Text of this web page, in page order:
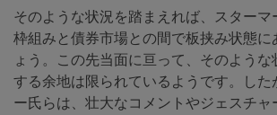
そのような状況を踏まえれば、スター
枠組みと債券市場との間で板挟み状態に
ょう。この先当面に亘って、そのよう
する余地は限られているようです。した
ー氏らは、壮大なコメントやジェスチャ